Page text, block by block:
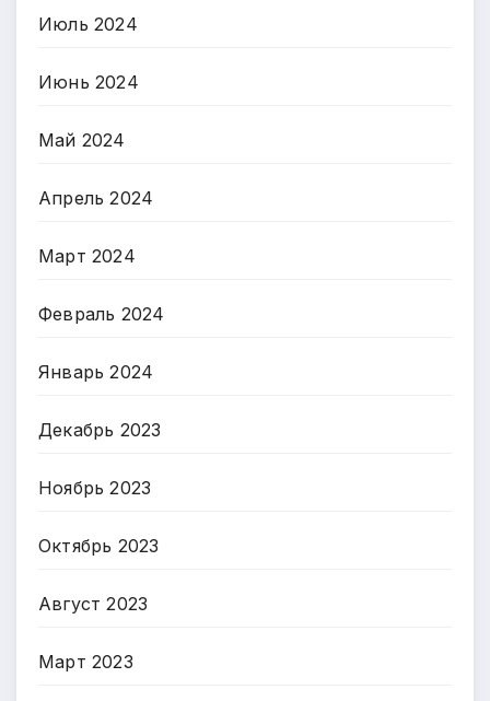
Июль 2024
Июнь 2024
Май 2024
Апрель 2024
Март 2024
Февраль 2024
Январь 2024
Декабрь 2023
Ноябрь 2023
Октябрь 2023
Август 2023
Март 2023